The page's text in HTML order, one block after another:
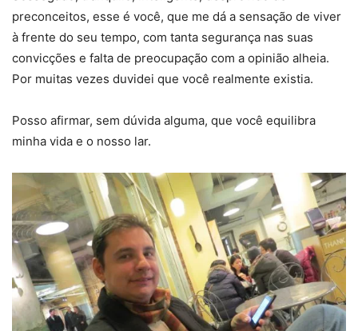
preconceitos, esse é você, que me dá a sensação de viver
à frente do seu tempo, com tanta segurança nas suas
convicções e falta de preocupação com a opinião alheia.
Por muitas vezes duvidei que você realmente existia.
Posso afirmar, sem dúvida alguma, que você equilibra
minha vida e o nosso lar.